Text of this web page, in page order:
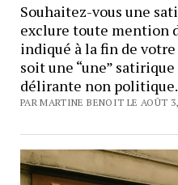
Souhaitez-vous une
exclure toute mention
indiqué à la fin de votre
soit une “une”
délirante non politique.
PAR MARTINE BENOIT LE AOÛT